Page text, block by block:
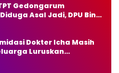
Gedongarum
Asal Jadi, DPU Bina
Bertindak Tegas
Dokter Icha Masih
Luruskan
NTT